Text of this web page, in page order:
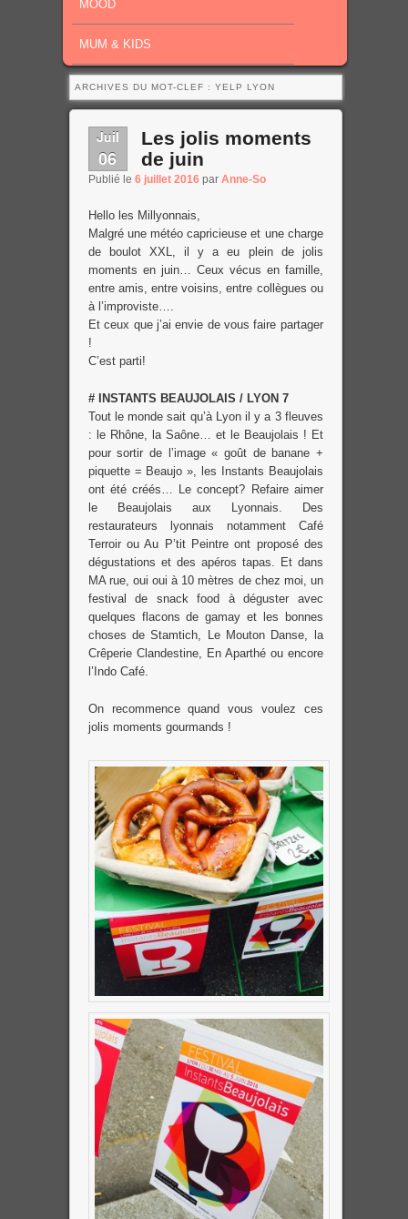
MOOD
MUM & KIDS
ARCHIVES DU MOT-CLEF : YELP LYON
Juil
06
Les jolis moments
de juin
Publié le 6 juillet 2016 par Anne-So
Hello les Millyonnais,
Malgré une météo capricieuse et une charge
de boulot XXL, il y a eu plein de jolis
moments en juin… Ceux vécus en famille,
entre amis, entre voisins, entre collègues ou
à l’improviste….
Et ceux que j’ai envie de vous faire partager
!
C’est parti!
# INSTANTS BEAUJOLAIS / LYON 7
Tout le monde sait qu’à Lyon il y a 3 fleuves
: le Rhône, la Saône… et le Beaujolais ! Et
pour sortir de l’image « goût de banane +
piquette = Beaujo », les Instants Beaujolais
ont été créés… Le concept? Refaire aimer
le Beaujolais aux Lyonnais. Des
restaurateurs lyonnais notamment Café
Terroir ou Au P’tit Peintre ont proposé des
dégustations et des apéros tapas. Et dans
MA rue, oui oui à 10 mètres de chez moi, un
festival de snack food à déguster avec
quelques flacons de gamay et les bonnes
choses de Stamtich, Le Mouton Danse, la
Crêperie Clandestine, En Aparthé ou encore
l’Indo Café.
On recommence quand vous voulez ces
jolis moments gourmands !